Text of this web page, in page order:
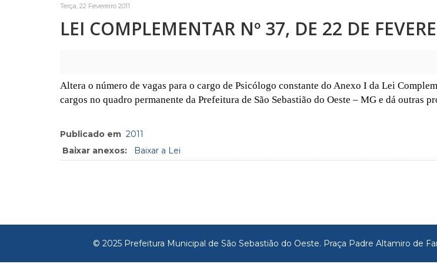
Terça, 22 Fevereiro 2011
LEI COMPLEMENTAR Nº 37, DE 22 DE
Altera o número de vagas para o cargo de Psicólogo constante do Anexo I da Lei
cargos no quadro permanente da Prefeitura de São Sebastião do Oeste – MG e dá outras
Publicado em 2011
Baixar anexos:
Baixar a Lei
© 2025 Prefeitura Municipal de São Sebastião do Oeste. Praça Padre Altamiro de